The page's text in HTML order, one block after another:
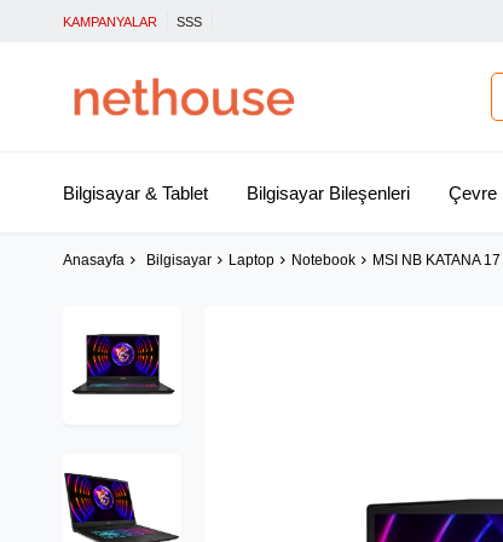
KAMPANYALAR SSS
Bilgisayar & Tablet Bilgisayar Bileşenleri Çevre
Anasayfa Bilgisayar Laptop Notebook MSI NB KATANA